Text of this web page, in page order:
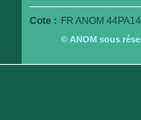
Cote : FR ANOM
© ANOM sous